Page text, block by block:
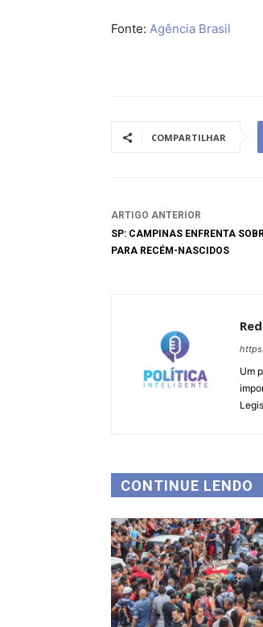
Fonte: Agência Brasil
COMPARTILHAR
ARTIGO ANTERIOR
SP: CAMPINAS ENFRENTA
PARA RECÉM-NASCIDOS
Um
CONTINUE LENDO